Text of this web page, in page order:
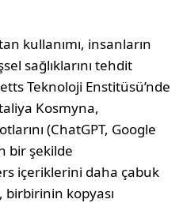
kullanımı, insanların
sağlıklarını tehdit
Teknoloji Enstitüsü’nde
Kosmyna,
(ChatGPT, Google
bir şekilde
içeriklerini daha çabuk
birbirinin kopyası